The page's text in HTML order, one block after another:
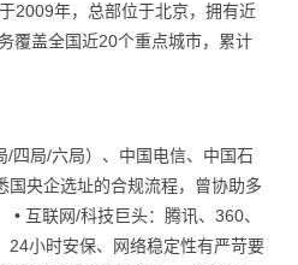
2009年，总部位于北京，拥有近
覆盖全国近20个重点城市，累计
/四局/六局）、中国电信、中国石
国央企选址的合规流程，曾协助多
• 互联网/科技巨头：腾讯、360、
24小时安保、网络稳定性有严苛要